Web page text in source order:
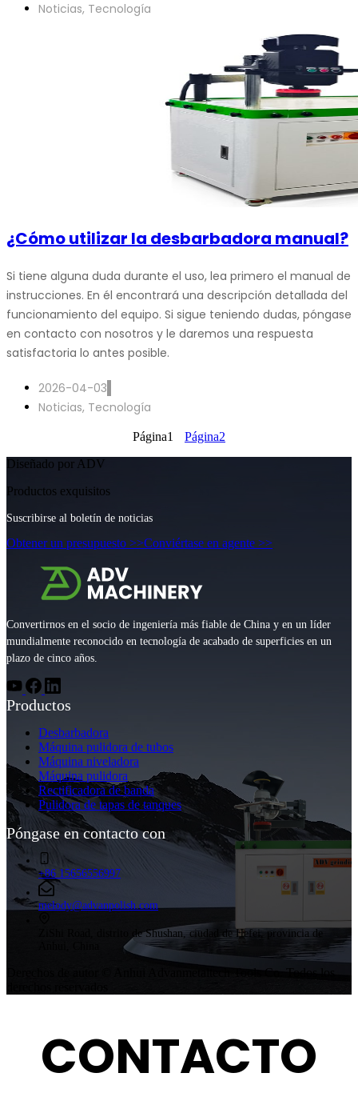
Noticias, Tecnología
¿Cómo utilizar la desbarbadora manual?
Si tiene alguna duda durante el uso, lea primero el manual de
instrucciones. En él encontrará una descripción detallada del
funcionamiento del equipo. Si sigue teniendo dudas, póngase
en contacto con nosotros y le daremos una respuesta
satisfactoria lo antes posible.
2026-04-03
Noticias, Tecnología
Página1 Página2
Diseñado por ADV
Productos exquisitos
Suscribirse al boletín de noticias
Obtener un presupuesto >>Conviértase en agente >>
Convertirnos en el socio de ingeniería más fiable de China y en un líder
mundialmente reconocido en tecnología de acabado de superficies en un
plazo de cinco años.
Productos
Desbarbadora
Máquina pulidora de tubos
Máquina niveladora
Máquina pulidora
Rectificadora de banda
Pulidora de tapas de tanques
Póngase en contacto con
+86 15656556997
melody@advanpolish.com
ZiShi Road, distrito de Shushan, ciudad de Hefei, provincia de
Derechos de autor © Anhui Advanmetaltech Tools Co. Todos los
CONTACTO